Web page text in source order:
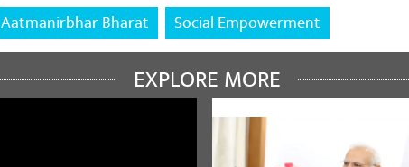
Aatmanirbhar Bharat Social Empowerment
EXPLORE MORE